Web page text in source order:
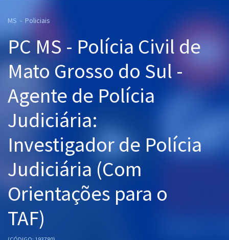
Cursos 20% OFF
Pós
Graduação
OAB
Questões grátis
Aprovados
MS - Policiais
PC MS - Polícia Civil de
Mato Grosso do Sul -
Agente de Polícia
Judiciária:
Investigador de Polícia
Judiciária (Com
Orientações para o
TAF)